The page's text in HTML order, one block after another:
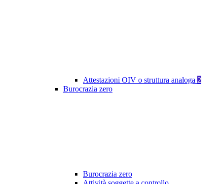
Attestazioni OIV o struttura analoga 2
Burocrazia zero
Burocrazia zero